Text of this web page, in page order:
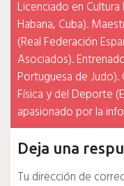
Licenciado en Cultura
Habana, Cuba).
(Real Federación
Asociados).
Portuguesa de
Física y del Deporte
apasionado por la
Deja una
Tu dirección de